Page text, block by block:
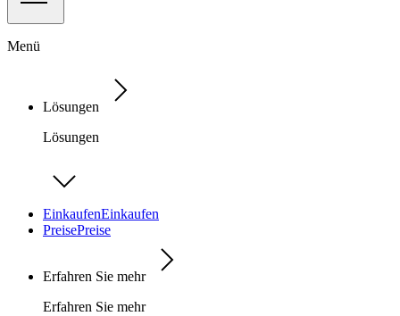
Menü
Lösungen
Lösungen
EinkaufenEinkaufen
PreisePreise
Erfahren Sie mehr
Erfahren Sie mehr